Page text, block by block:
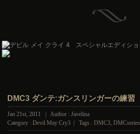
DMC3 ダンテ:ガンスリンガーの練習
Jan 21st, 2011 | Author : Javelina
Category :Devil May Cry3 | Tags :DMC3,DMCseries